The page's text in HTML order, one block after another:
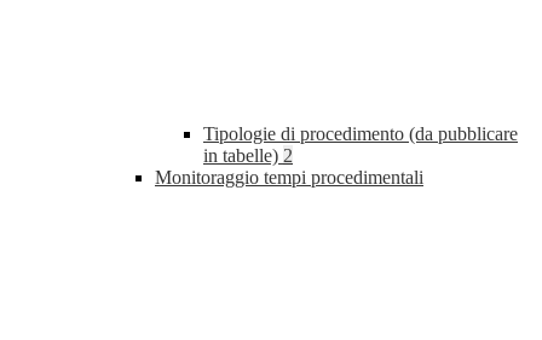
Tipologie di procedimento (da pubblicare
in tabelle) 2
Monitoraggio tempi procedimentali